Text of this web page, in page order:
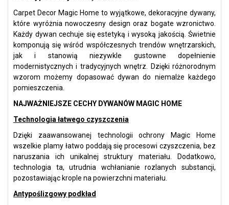
Carpet Decor Magic Home to wyjątkowe, dekoracyjne dywany,
które wyróżnia nowoczesny design oraz bogate wzronictwo.
Każdy dywan cechuje się estetyką i wysoką jakością. Świetnie
komponują się wśród współczesnych trendów wnętrzarskich,
jak i stanowią niezywkle gustowne dopełnienie
modernistycznych i tradycyjnych wnętrz. Dzięki różnorodnym
wzorom możemy dopasować dywan do niemalże każdego
pomieszczenia.
NAJWAŻNIEJSZE CECHY DYWANÓW MAGIC HOME
Technologia łatwego czyszczenia
Dzięki zaawansowanej technologii ochrony Magic Home
wszelkie plamy łatwo poddają się procesowi czyszczenia, bez
naruszania ich unikalnej struktury materiału. Dodatkowo,
technologia ta, utrudnia wchłanianie rozlanych substancji,
pozostawiając krople na powierzchni materiału.
Antypoślizgowy podkład